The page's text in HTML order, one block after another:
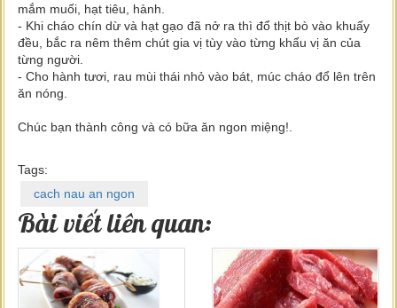
mắm muối, hạt tiêu, hành.
- Khi cháo chín dừ và hạt gạo đã nở ra thì đổ thịt bò vào khuấy
đều, bắc ra nêm thêm chút gia vị tùy vào từng khẩu vị ăn của
từng người.
- Cho hành tươi, rau mùi thái nhỏ vào bát, múc cháo đổ lên trên
ăn nóng.
Chúc bạn thành công và có bữa ăn ngon miệng!.
Tags:
cach nau an ngon
Bài viết liên quan: